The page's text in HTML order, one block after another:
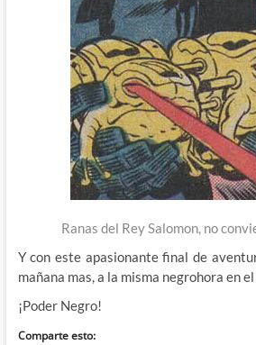
Ranas del Rey Salomon, no
Y con este apasionante final de
mañana mas, a la misma negrohora en
¡Poder Negro!
Comparte esto: